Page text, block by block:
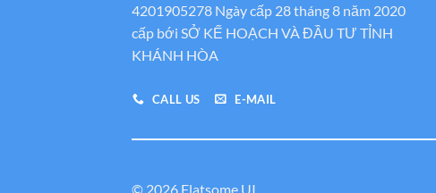
4201905278 Ngày cấp 28 tháng 8 năm 2020
cấp bới SỞ KẾ HOẠCH VÀ ĐẦU TƯ TỈNH
KHÁNH HÒA
CALL US E-MAIL
© 2026 Flatsome UI